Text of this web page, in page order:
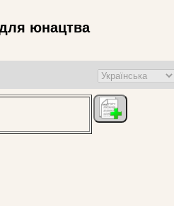
для юнацтва